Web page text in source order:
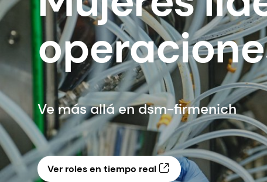
Ve más allá en dsm-firmenich
Ver roles en tiempo real